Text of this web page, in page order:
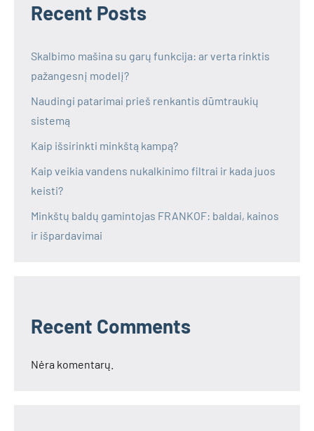
Recent Posts
Skalbimo mašina su garų funkcija: ar verta rinktis
pažangesnį modelį?
Naudingi patarimai prieš renkantis dūmtraukių
sistemą
Kaip išsirinkti minkštą kampą?
Kaip veikia vandens nukalkinimo filtrai ir kada juos
keisti?
Minkštų baldų gamintojas FRANKOF: baldai, kainos
ir išpardavimai
Recent Comments
Nėra komentarų.